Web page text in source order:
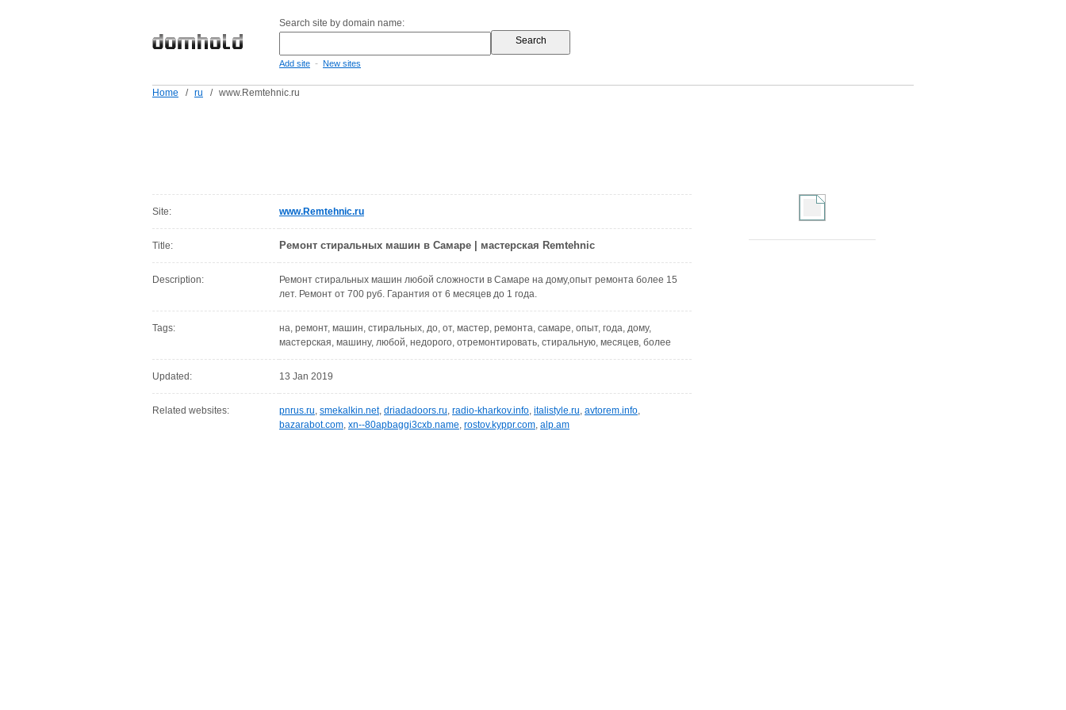
Search site by domain name:
Add site - New sites
Home / ru / www.Remtehnic.ru
Site: www.Remtehnic.ru
Title: Ремонт стиральных машин в Самаре | мастерская Remtehnic
Description:
Ремонт стиральных машин любой сложности в Самаре на дому,опыт ремонта более 15
лет. Ремонт от 700 руб. Гарантия от 6 месяцев до 1 года.
Tags:
на, ремонт, машин, стиральных, до, от, мастер, ремонта, самаре, опыт, года, дому,
мастерская, машину, любой, недорого, отремонтировать, стиральную, месяцев, более
Updated: 13 Jan 2019
Related websites: pnrus.ru, smekalkin.net, driadadoors.ru, radio-kharkov.info, italistyle.ru, avtorem.info,
bazarabot.com, xn--80apbaggi3cxb.name, rostov.kyppr.com, alp.am